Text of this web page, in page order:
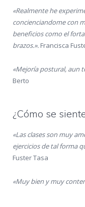
«Realmente he
concienciandome con
beneficios como el
brazos.». Francisca
«Mejoría postural, aun
Berto
¿Cómo se
«Las clases son muy
ejercicios de tal forma
Fuster Tasa
«Muy bien y muy